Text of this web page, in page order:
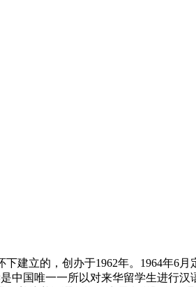
建立的，创办于1962年。1964年6
中国唯一一所以对来华留学生进行